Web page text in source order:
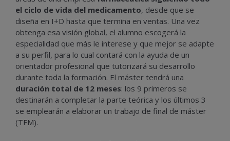
el ciclo de vida del medicamento, desde que se
diseña en I+D hasta que termina en ventas. Una vez
obtenga esa visión global, el alumno escogerá la
especialidad que más le interese y que mejor se adapte
a su perfil, para lo cual contará con la ayuda de un
orientador profesional que tutorizará su desarrollo
durante toda la formación. El máster tendrá una
duración total de 12 meses: los 9 primeros se
destinarán a completar la parte teórica y los últimos 3
se emplearán a elaborar un trabajo de final de máster
(TFM).